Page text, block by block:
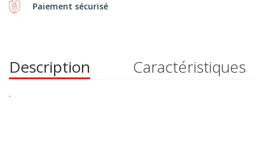
Paiement sécurisé
Description Caractéristiques
.